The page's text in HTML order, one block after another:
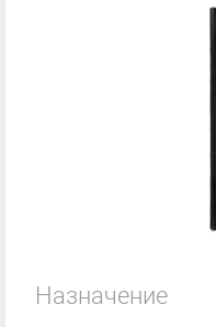
Назначение